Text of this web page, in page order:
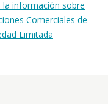
la información sobre
Comerciales de
Limitada